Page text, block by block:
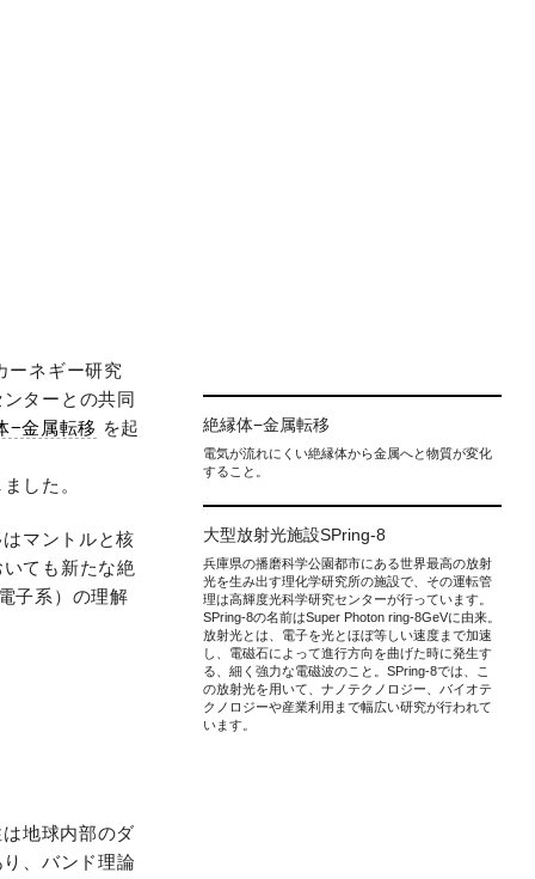
ーネギー研究
ターとの共同
−金属転移 を起
した。
マントルと核
ても新たな絶
子系）の理解
地球内部のダ
、バンド理論
絶縁体−金属転移
電気が流れにくい絶縁体から金属へと物質が変化
すること。
大型放射光施設SPring-8
兵庫県の播磨科学公園都市にある世界最高の放射
光を生み出す理化学研究所の施設で、その運転管
理は高輝度光科学研究センターが行っています。
SPring-8の名前はSuper Photon ring-8GeVに由来。
放射光とは、電子を光とほぼ等しい速度まで加速
し、電磁石によって進行方向を曲げた時に発生す
る、細く強力な電磁波のこと。SPring-8では、こ
の放射光を用いて、ナノテクノロジー、バイオテ
クノロジーや産業利用まで幅広い研究が行われて
います。